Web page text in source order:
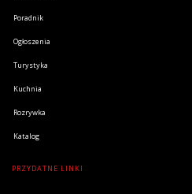
Poradnik
Ogłoszenia
Turystyka
Kuchnia
Rozrywka
Katalog
PRZYDATNE LINKI